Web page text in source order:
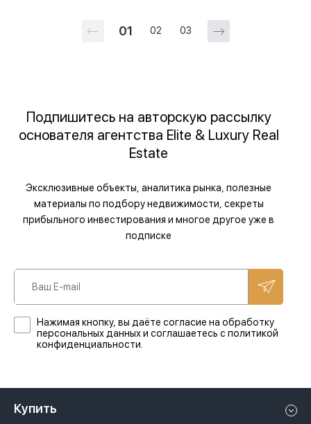
01 02 03
Подпишитесь на авторскую рассылку
основателя агентства Elite & Luxury Real
Estate
Эксклюзивные объекты, аналитика рынка, полезные
материалы по подбору недвижимости, секреты
прибыльного инвестирования и многое другое уже в
подписке
Нажимая кнопку, вы даёте согласие на обработку
персональных данных и соглашаетесь с политикой
конфиденциальности.
Купить